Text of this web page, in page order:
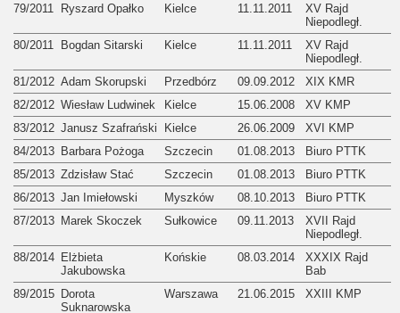
79/2011
Ryszard Opałko Kielce 11.11.2011
XV Rajd
Niepodległ.
80/2011
Bogdan Sitarski Kielce 11.11.2011
XV Rajd
Niepodległ.
81/2012 Adam Skorupski Przedbórz 09.09.2012
XIX KMR
82/2012 Wiesław Ludwinek Kielce 15.06.2008
XV KMP
83/2012 Janusz Szafrański Kielce 26.06.2009
XVI KMP
84/2013 Barbara Pożoga Szczecin 01.08.2013
Biuro PTTK
85/2013 Zdzisław Stać Szczecin 01.08.2013
Biuro PTTK
86/2013 Jan Imiełowski Myszków 08.10.2013
Biuro PTTK
87/2013 Marek Skoczek Sułkowice 09.11.2013
XVII Rajd
Niepodległ.
88/2014 Elżbieta
Jakubowska
Końskie 08.03.2014
XXXIX Rajd
Bab
89/2015 Dorota
Suknarowska
Warszawa 21.06.2015 XXIII KMP